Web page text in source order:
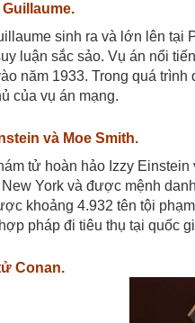
Guillaume.
sinh ra và lớn lên tại
luận sắc sảo. Vụ án nổi
năm 1933. Trong quá
của vụ án mạng.
và Moe Smith.
tử hoàn hảo Izzy
York và được mệnh
khoảng 4.932 tên tội
pháp đi tiêu thụ tại quốc
Conan.